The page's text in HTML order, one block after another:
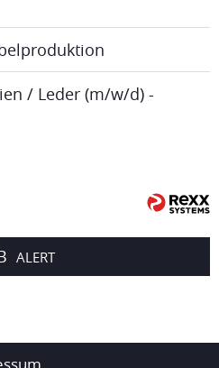
/ Leder (m/w/d) -
ALERT